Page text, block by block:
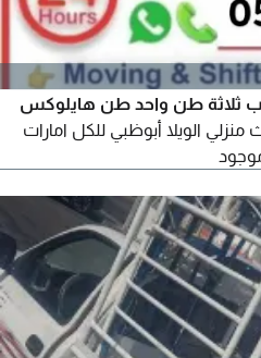
اب ثلاثة طن واحد طن هايلوكس
الويلا أبوظبي للكل امارات